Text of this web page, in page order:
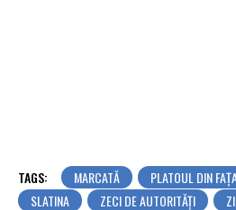
TAGS: MARCATĂ
PLATOUL DIN
SLATINA
ZECI DE AUTORITĂŢI